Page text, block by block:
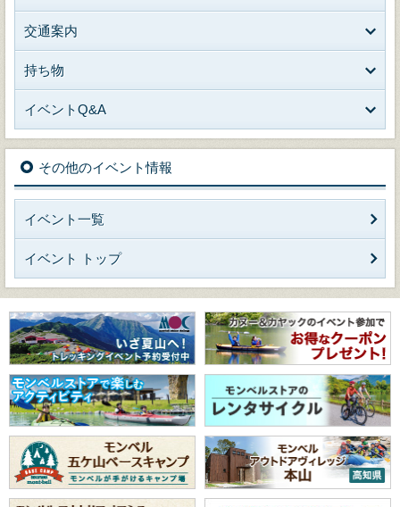
交通案内
持ち物
イベントQ&A
その他のイベント情報
イベント一覧
イベント トップ